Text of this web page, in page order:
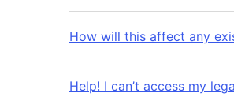
How will this affect any
Help! I can’t access my